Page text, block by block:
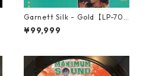
Garnett Silk - Gold【LP-70
064】
¥99,999